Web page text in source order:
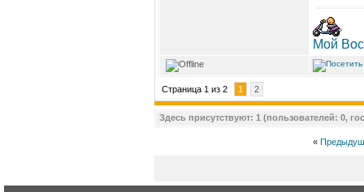
Мой
Страница 1 из 2 1 2
Здесь присутствуют: 1 (пользователей: 0,
«